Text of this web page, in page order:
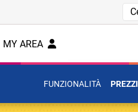
MY AREA
FUNZIONALITÀ PREZZI